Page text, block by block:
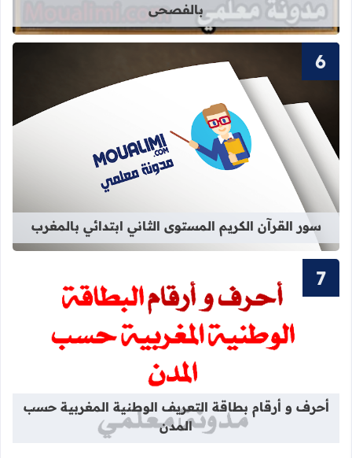
بالفصحى
قراءة المزيد عن سور القرآن الكريم
سور القرآن الكريم المستوى الثاني ابتدائي بالمغرب
قراءة المزيد عن أحرف و أرقام
أحرف و أرقام بطاقة التعريف الوطنية المغربية حسب
المدن